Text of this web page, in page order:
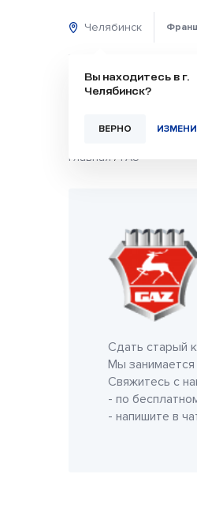
Челябинск
Вы находитесь в г.
Челябинск?
ВЕРНО
Главная / ГАЗ
Сдать старый
Мы занимается
Свяжитесь с
- по
- напишите в